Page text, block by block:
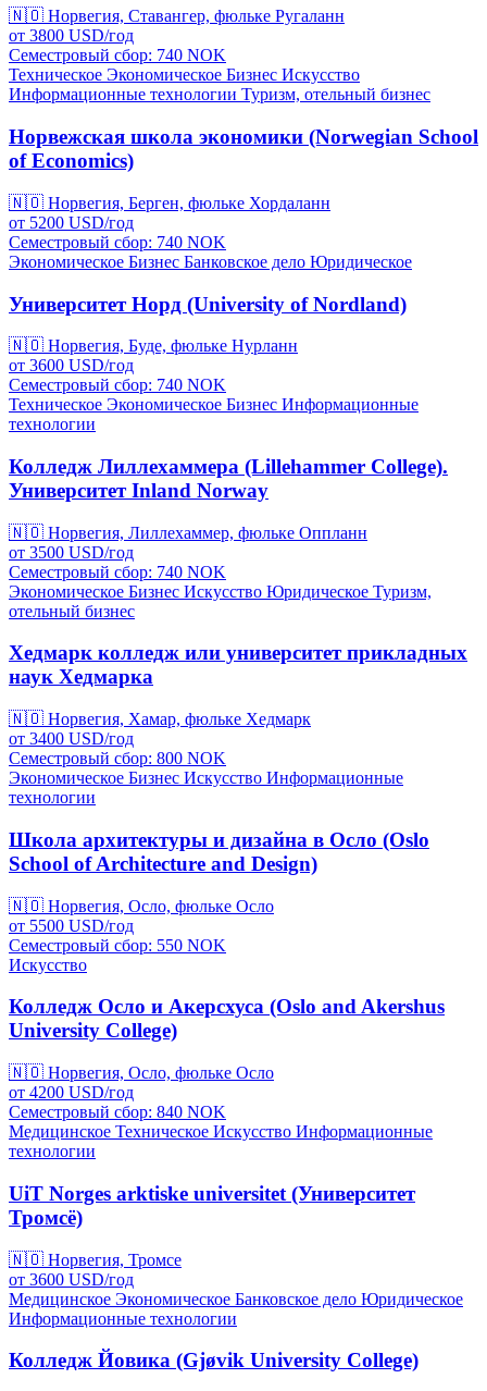
🇳🇴 Норвегия, Ставангер, фюльке Ругаланн
от 3800 USD/год
Семестровый сбор: 740 NOK
Техническое Экономическое Бизнес Искусство
Информационные технологии Туризм, отельный бизнес
Норвежская школа экономики (Norwegian School
of Economics)
🇳🇴 Норвегия, Берген, фюльке Хордаланн
от 5200 USD/год
Семестровый сбор: 740 NOK
Экономическое Бизнес Банковское дело Юридическое
Университет Норд (University of Nordland)
🇳🇴 Норвегия, Буде, фюльке Нурланн
от 3600 USD/год
Семестровый сбор: 740 NOK
Техническое Экономическое Бизнес Информационные
технологии
Колледж Лиллехаммера (Lillehammer College).
Университет Inland Norway
🇳🇴 Норвегия, Лиллехаммер, фюльке Оппланн
от 3500 USD/год
Семестровый сбор: 740 NOK
Экономическое Бизнес Искусство Юридическое Туризм,
отельный бизнес
Хедмарк колледж или университет прикладных
наук Хедмарка
🇳🇴 Норвегия, Хамар, фюльке Хедмарк
от 3400 USD/год
Семестровый сбор: 800 NOK
Экономическое Бизнес Искусство Информационные
технологии
Школа архитектуры и дизайна в Осло (Oslo
School of Architecture and Design)
🇳🇴 Норвегия, Осло, фюльке Осло
от 5500 USD/год
Семестровый сбор: 550 NOK
Искусство
Колледж Осло и Акерсхуса (Oslo and Akershus
University College)
🇳🇴 Норвегия, Осло, фюльке Осло
от 4200 USD/год
Семестровый сбор: 840 NOK
Медицинское Техническое Искусство Информационные
технологии
UiT Norges arktiske universitet (Университет
Тромсё)
🇳🇴 Норвегия, Тромсе
от 3600 USD/год
Медицинское Экономическое Банковское дело Юридическое
Информационные технологии
Колледж Йовика (Gjøvik University College)